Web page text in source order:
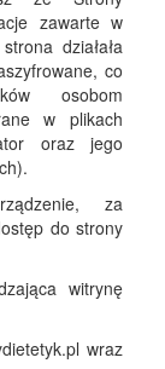
zawarte w
działała
co
osobom
w plikach
oraz jego
za
do strony
witrynę
wraz